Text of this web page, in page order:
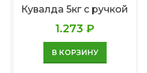
Кувалда 5кг с ручкой
1.273 ₽
В КОРЗИНУ